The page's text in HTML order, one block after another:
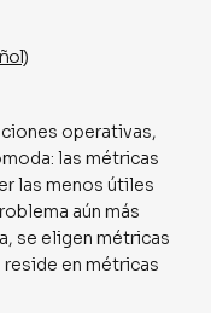
operativas,
las métricas
las menos útiles
aún más
se eligen métricas
en métricas